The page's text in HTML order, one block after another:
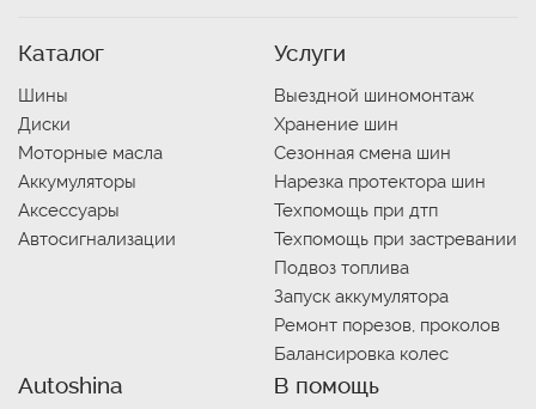
Каталог
Шины
Диски
Моторные масла
Аккумуляторы
Аксессуары
Автосигнализации
Услуги
Выездной шиномонтаж
Хранение шин
Сезонная смена шин
Нарезка протектора шин
Техпомощь при дтп
Техпомощь при застревании
Подвоз топлива
Запуск аккумулятора
Ремонт порезов, проколов
Балансировка колес
Autoshina В помощь